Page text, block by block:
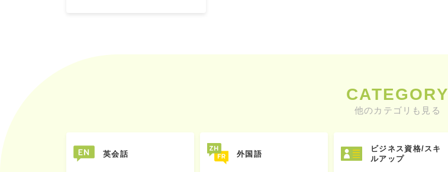
CATEGORY
他のカテゴリも見る
英会話 外国語
ビジネス資格/スキ
ルアップ